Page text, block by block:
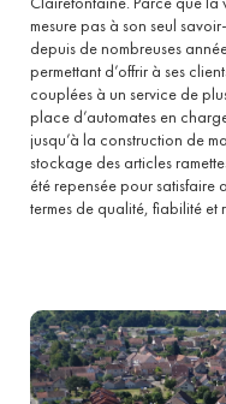
mesure pas à son seul
depuis de nombreuses
permettant d’offrir à ses
couplées à un service de
place d’automates en
jusqu’à la construction de
stockage des articles
été repensée pour satisfaire
termes de qualité, fiabilité